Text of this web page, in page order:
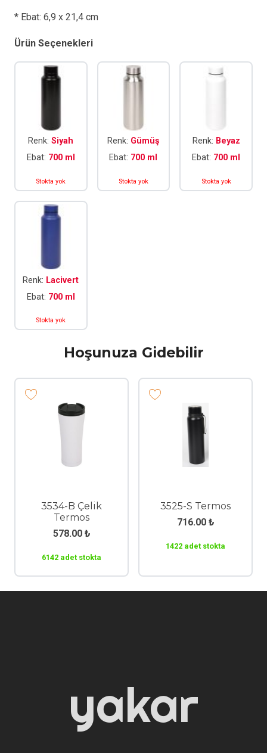
* Ebat: 6,9 x 21,4 cm
Ürün Seçenekleri
Renk:Siyah
Ebat: 700 ml
Stokta yok
Renk: Gümüş
Ebat: 700 ml
Stokta yok
Renk: Beyaz
Ebat: 700 ml
Stokta yok
Renk: Lacivert
Ebat: 700 ml
Stokta yok
Hoşunuza Gidebilir
3534-B Çelik
Termos
578.00 ₺
6142 adet stokta
3525-S Termos
716.00 ₺
1422 adet stokta
yakar